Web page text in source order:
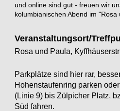
und online sind gut - freuen wir
kolumbianischen Abend im "Rosa
Veranstaltungsort/
Rosa und Paula,
Parkplätze sind hier rar,
Hohenstaufenring parken
(Linie 9) bis Zülpicher Platz,
Süd fahren.